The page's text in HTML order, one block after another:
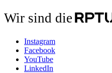
Wir sind die
Instagram
Facebook
YouTube
LinkedIn